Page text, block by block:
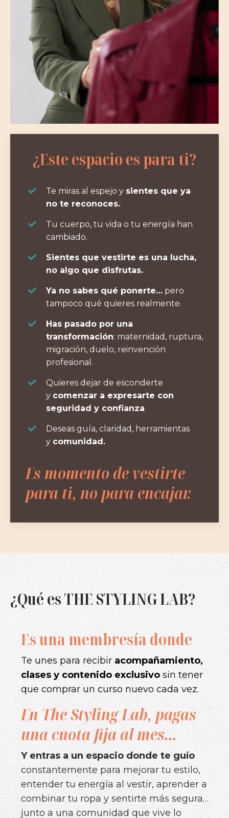
¿Este espacio es para ti?
Te miras al espejo y sientes que ya
no te reconoces.
Tu cuerpo, tu vida o tu energía han
cambiado.
Sientes que vestirte es una lucha,
no algo que disfrutas.
Ya no sabes qué ponerte… pero
tampoco qué quieres realmente.
Has pasado por una
transformación: maternidad, ruptura,
migración, duelo, reinvención
profesional.
Quieres dejar de esconderte
y comenzar a expresarte con
seguridad y confianza
Deseas guía, claridad, herramientas
y comunidad.
Es momento de vestirte
para ti, no para encajar.
¿Qué es THE STYLING LAB?
Es una membresía donde
Te unes para recibir acompañamiento,
clases y contenido exclusivo sin tener
que comprar un curso nuevo cada vez.
En The Styling Lab, pagas
una cuota fija al mes...
Y entras a un espacio donde te guío
constantemente para mejorar tu estilo,
entender tu energía al vestir, aprender a
combinar tu ropa y sentirte más segura…
junto a una comunidad que vive lo